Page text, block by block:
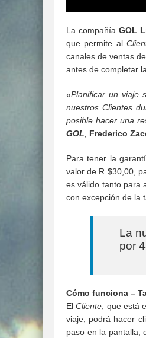
La compañía GOL
que permite al
canales de ventas
antes de completar
«Planificar un viaje
nuestros Clientes
posible hacer una
GOL, Frederico
Para tener la
valor de R $30,00,
es válido tanto para
con excepción de la
La
por
Cómo funciona –
ElCliente, que está
viaje, podrá hacer
paso en la pantalla,